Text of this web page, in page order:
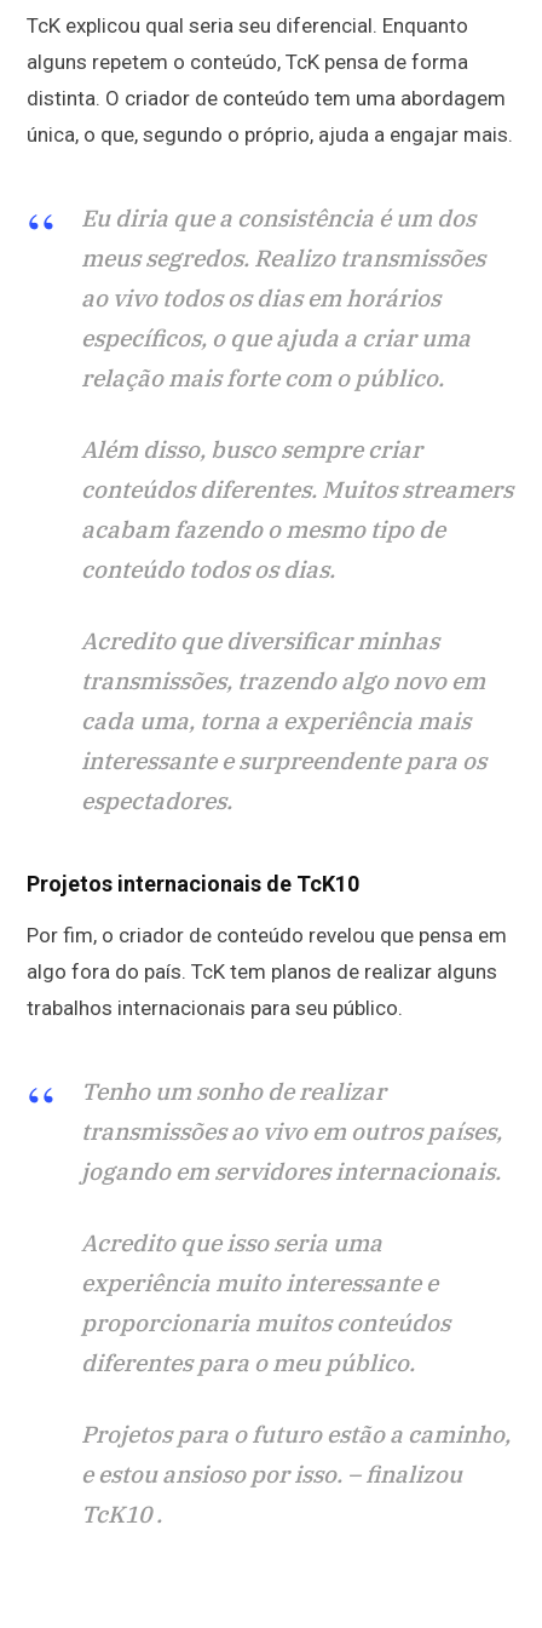
TcK explicou qual seria seu diferencial. Enquanto
alguns repetem o conteúdo, TcK pensa de forma
distinta. O criador de conteúdo tem uma abordagem
única, o que, segundo o próprio, ajuda a engajar mais.
Eu diria que a consistência é um dos
meus segredos. Realizo transmissões
ao vivo todos os dias em horários
específicos, o que ajuda a criar uma
relação mais forte com o público.
Além disso, busco sempre criar
conteúdos diferentes. Muitos streamers
acabam fazendo o mesmo tipo de
conteúdo todos os dias.
Acredito que diversificar minhas
transmissões, trazendo algo novo em
cada uma, torna a experiência mais
interessante e surpreendente para os
espectadores.
Projetos internacionais de TcK10
Por fim, o criador de conteúdo revelou que pensa em
algo fora do país. TcK tem planos de realizar alguns
trabalhos internacionais para seu público.
Tenho um sonho de realizar
transmissões ao vivo em outros países,
jogando em servidores internacionais.
Acredito que isso seria uma
experiência muito interessante e
proporcionaria muitos conteúdos
diferentes para o meu público.
Projetos para o futuro estão a caminho,
e estou ansioso por isso. – finalizou
TcK10 .